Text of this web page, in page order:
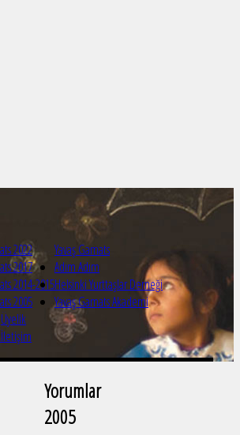
Yavaş Gamats
2022
2017
2014-2015
2005
Adım Adım
Helsinki Yurttaşlar Derneği
Yavaş Gamats Akademi
Üyelik
İletişim
Yorumlar
2005